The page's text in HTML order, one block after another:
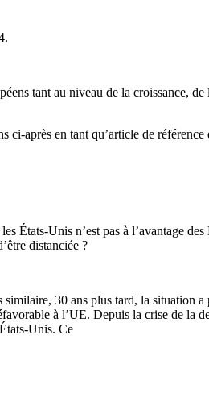
tant au niveau de la croissance,
ci-après en tant qu’article de
Unis n’est pas à l’avantage
distanciée ?
30 ans plus tard, la situation
à l’UE. Depuis la crise de la
Unis. Ce